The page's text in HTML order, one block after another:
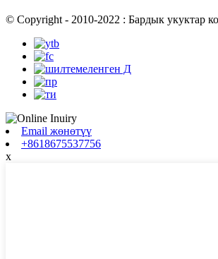
© Copyright - 2010-2022 : Бардык укуктар
Email жөнөтүү
+8618675537756
x